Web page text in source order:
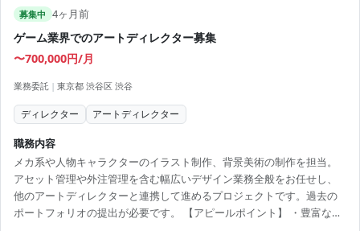
日参画可能でスムーズにプロジェクト開始
募集中 4ヶ月前
ゲーム業界でのアートディレクター募集
〜700,000円/月
業務委託 | 東京都 渋谷区 渋谷
ディレクター アートディレクター
職務内容
メカ系や人物キャラクターのイラスト制作、背景美術の制作を担当。
アセット管理や外注管理を含む幅広いデザイン業務全般をお任せし、
他のアートディレクターと連携して進めるプロジェクトです。過去の
ポートフォリオの提出が必要です。 【アピールポイント】 ・豊富なデ